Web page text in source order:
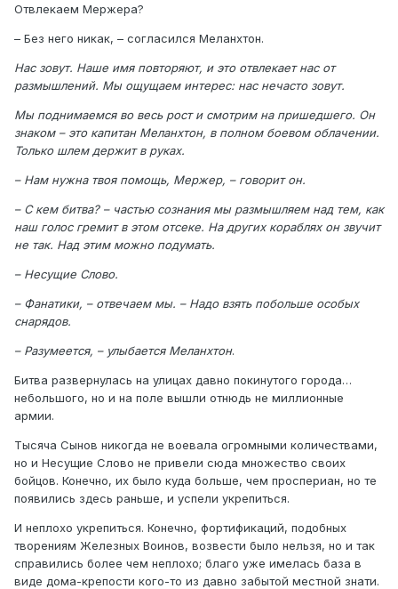
Отвлекаем Мержера?
– Без него никак, – согласился Меланхтон.
Нас зовут. Наше имя повторяют, и это отвлекает нас от
размышлений. Мы ощущаем интерес: нас нечасто зовут.
Мы поднимаемся во весь рост и смотрим на пришедшего. Он
знаком – это капитан Меланхтон, в полном боевом облачении.
Только шлем держит в руках.
– Нам нужна твоя помощь, Мержер, – говорит он.
– С кем битва? – частью сознания мы размышляем над тем, как
наш голос гремит в этом отсеке. На других кораблях он звучит
не так. Над этим можно подумать.
– Несущие Слово.
– Фанатики, – отвечаем мы. – Надо взять побольше особых
снарядов.
– Разумеется, – улыбается Меланхтон.
Битва развернулась на улицах давно покинутого города…
небольшого, но и на поле вышли отнюдь не миллионные
армии.
Тысяча Сынов никогда не воевала огромными количествами,
но и Несущие Слово не привели сюда множество своих
бойцов. Конечно, их было куда больше, чем проспериан, но те
появились здесь раньше, и успели укрепиться.
И неплохо укрепиться. Конечно, фортификаций, подобных
творениям Железных Воинов, возвести было нельзя, но и так
справились более чем неплохо; благо уже имелась база в
виде дома-крепости кого-то из давно забытой местной знати.